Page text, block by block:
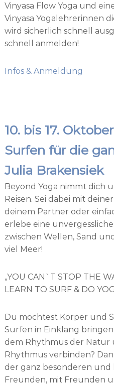
Vinyasa Flow Yoga und
Vinyasa Yogalehrerinnen
wird sicherlich schnell
schnell anmelden!
Infos & Anmeldung
10. bis 17.
Surfen für die
Julia Brakensiek
Beyond Yoga nimmt dich
Reisen. Sei dabei mit
deinem Partner oder
erlebe eine
zwischen Wellen, Sand
viel Meer!
„YOU CAN`T STOP THE
LEARN TO SURF & DO
Du möchtest Körper und
Surfen in Einklang
dem Rhythmus der Natur
Rhythmus verbinden?
der ganz besonderen und
Freunden, mit Freunden